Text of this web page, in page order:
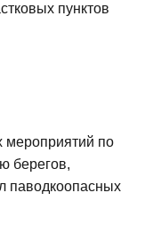
пунктов
по
берегов,
паводкоопасных